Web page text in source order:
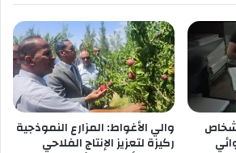
والي الأغواط: المزارع النموذجية
ركيزة لتعزيز الإنتاج الفلاحي